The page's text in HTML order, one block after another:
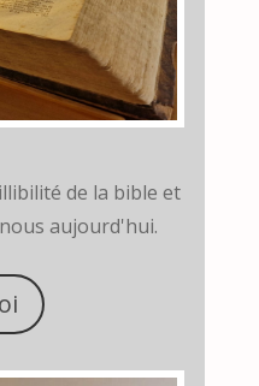
de la bible et
aujourd'hui.